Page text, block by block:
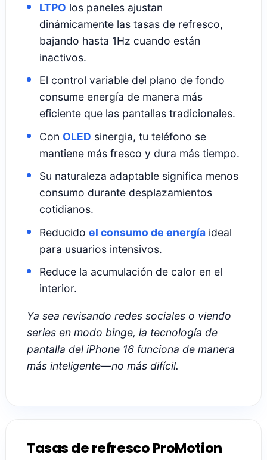
El nuevoEl tamaño de la pantalla del
no solo se trata de dimensiones—es una
clase magistral en tecnología visual.
Desglosamos las cuatro características
de la pantalla que están cambiando las
del juego.